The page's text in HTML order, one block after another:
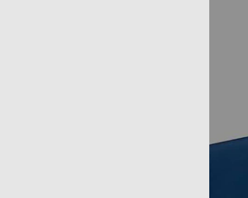
المنظومة الإلكترونية